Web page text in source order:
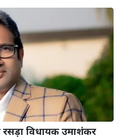
विधायक उमाशंकर